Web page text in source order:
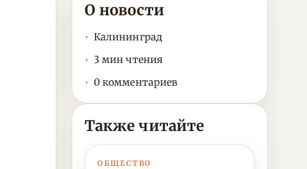
О новости
Калининград
3 мин чтения
0 комментариев
Также читайте
ОБЩЕСТВО